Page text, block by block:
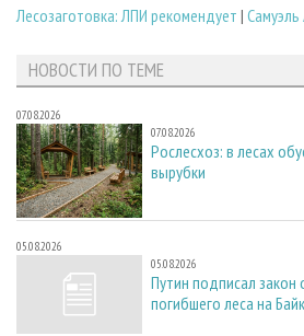
Лесозаготовка: ЛПИ рекомендует |
НОВОСТИ ПО ТЕМЕ
07.08.2026
07.08.2026
Рослесхоз: в лесах
вырубки
05.08.2026
05.08.2026
Путин подписал закон
погибшего леса на